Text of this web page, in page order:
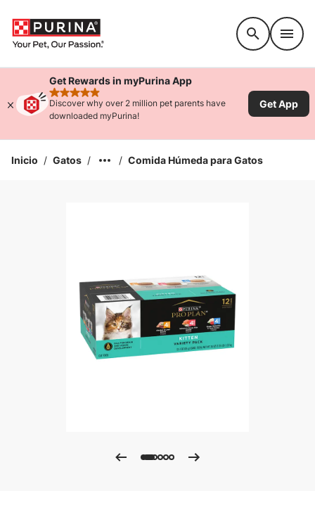
Get Rewards in myPurina App
rated 4.9 stars
Discover why over 2 million pet parents have
downloaded myPurina!
Get App
Inicio / Gatos / / Comida Húmeda para Gatos
Ampliar la Imagen